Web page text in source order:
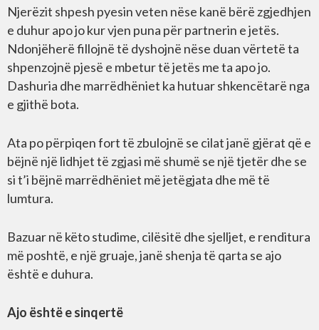
Njerëzit shpesh pyesin veten nëse kanë bërë zgjedhjen
e duhur apo jo kur vjen puna për partnerin e jetës.
Ndonjëherë fillojnë të dyshojnë nëse duan vërtetë ta
shpenzojnë pjesë e mbetur të jetës me ta apo jo.
Dashuria dhe marrëdhëniet ka hutuar shkencëtarë nga
e gjithë bota.
Ata po përpiqen fort të zbulojnë se cilat janë gjërat që e
bëjnë një lidhjet të zgjasi më shumë se një tjetër dhe se
si t’i bëjnë marrëdhëniet më jetëgjata dhe më të
lumtura.
Bazuar në këto studime, cilësitë dhe sjelljet, e renditura
më poshtë, e një gruaje, janë shenja të qarta se ajo
është e duhura.
Ajo është e sinqertë